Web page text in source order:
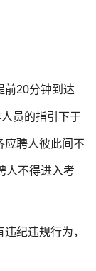
前20分钟到达
员的指引下于
应聘人彼此间不
人不得进入考
纪违规行为，